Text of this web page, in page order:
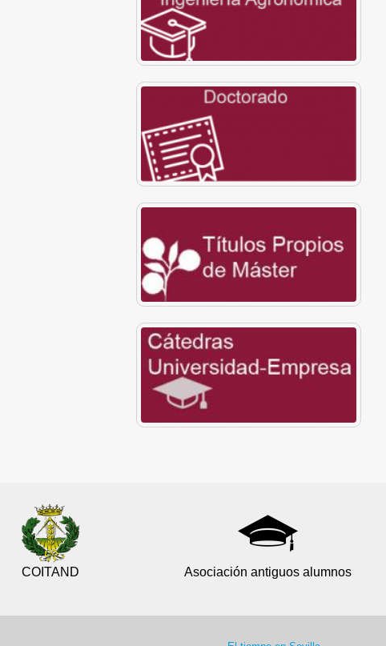
COITAND Asociación antiguos alumnos